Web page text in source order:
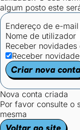
algum posto este
Endereço de e-mail
Nome de utilizador
Receber
Receber
Criar nova conta
Nova conta criada
Por favor consulte o
mesma